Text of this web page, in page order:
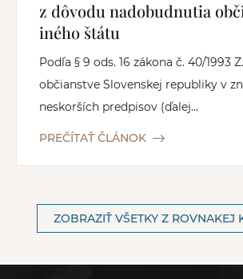
z dôvodu nadobudnutia
iného štátu
Podľa § 9 ods. 16 zákona č. 40/1993
občianstve Slovenskej republiky v
neskorších predpisov (ďalej...
PREČÍTAŤ ČLÁNOK
ZOBRAZIŤ VŠETKY Z ROVNAKEJ